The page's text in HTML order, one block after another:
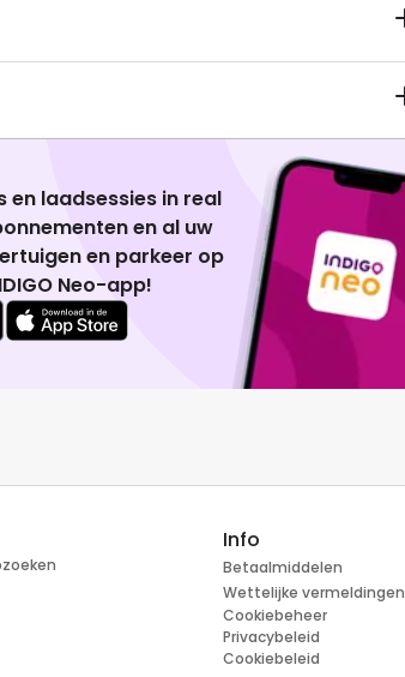
en laadsessies in real
en al uw
en parkeer op
Neo-app!
Info
Betaalmiddelen
Wettelijke vermeldingen
Cookiebeheer
Privacybeleid
Cookiebeleid